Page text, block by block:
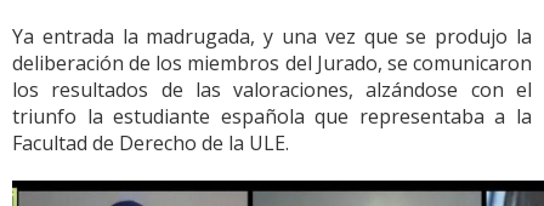
Ya entrada la madrugada, y una vez que se produjo la
deliberación de los miembros del Jurado, se comunicaron
los resultados de las valoraciones, alzándose con el
triunfo la estudiante española que representaba a la
Facultad de Derecho de la ULE.